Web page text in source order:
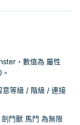
，數值為 屬性
意等級 / 階級 / 連接
鬥獸 馬鬥 為無限